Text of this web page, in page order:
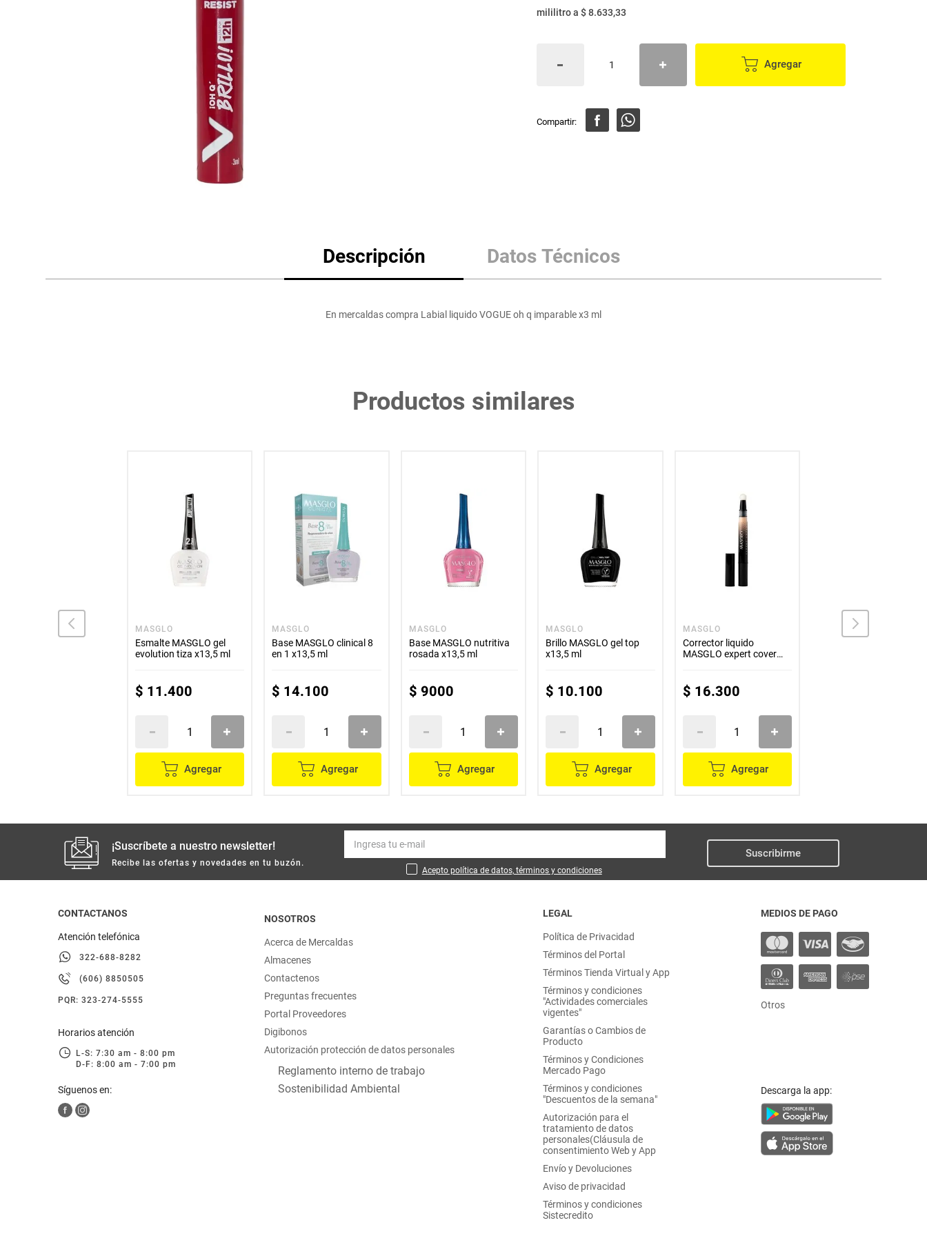
otros
mililitroa $ 8.633,33
Agregar
Descripción Datos Técnicos
En mercaldas compra Labial liquido VOGUE oh q imparable x3 ml
Productos similares
MASGLO
Esmalte MASGLO gel
evolution tiza x13,5 ml
$ 11.400
Agregar
MASGLO
Base MASGLO clinical 8
en 1 x13,5 ml
$ 14.100
Agregar
MASGLO
Base MASGLO nutritiva
rosada x13,5 ml
$ 9000
Agregar
MASGLO
Brillo MASGLO gel top
x13,5 ml
$ 10.100
Agregar
MASGLO
Corrector liquido
MASGLO expert cover
$ 16.300
Agregar
MASGLO
¡Suscríbete a nuestro newsletter!
Recibe las ofertas y novedades en tu buzón.
Acepto política de datos, términos y condiciones
Suscribirme
CONTACTANOS
Atención telefónica
322-688-8282
(606) 8850505
PQR: 323-274-5555
Horarios atención
L-S: 7:30 am - 8:00 pm
D-F: 8:00 am - 7:00 pm
Síguenos en:
NOSOTROS
Acerca de Mercaldas
Almacenes
Contactenos
Preguntas frecuentes
Portal Proveedores
Digibonos
Autorización protección de datos personales
Reglamento interno de trabajo
Sostenibilidad Ambiental
LEGAL
Política de Privacidad
Términos del Portal
Términos Tienda Virtual y App
Términos y condiciones
"Actividades comerciales
vigentes"
Garantías o Cambios de
Producto
Términos y Condiciones
Mercado Pago
Términos y condiciones
"Descuentos de la semana"
Autorización para el
tratamiento de datos
personales(Cláusula de
consentimiento Web y App
Envío y Devoluciones
Aviso de privacidad
Términos y condiciones
Sistecredito
MEDIOS DE PAGO
Otros
Descarga la app: